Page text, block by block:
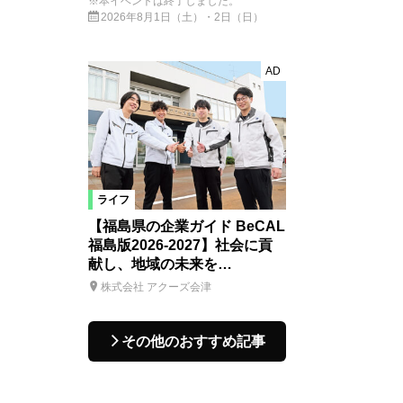
2026年8月1日（土）・2日（日）
ライフ
AD
【福島県の企業ガイド BeCAL
福島版2026-2027】社会に貢
献し、地域の未来を…
株式会社 アクーズ会津
その他のおすすめ記事